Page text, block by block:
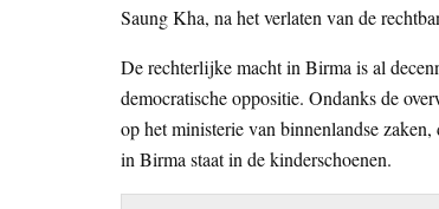
Saung Kha, na het verlaten van de
De rechterlijke macht in Birma is al
democratische oppositie. Ondanks de
op het ministerie van binnenlandse
in Birma staat in de kinderschoenen.